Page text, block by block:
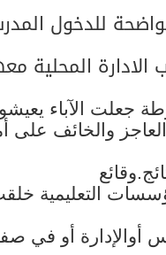
للدخول
المحلية
جعلت الآباء
والخائف على
.وقائع
التعليمية
أو في